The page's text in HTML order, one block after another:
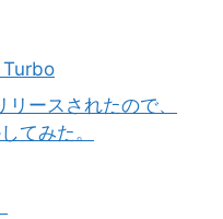
ースされたので、
てみた。